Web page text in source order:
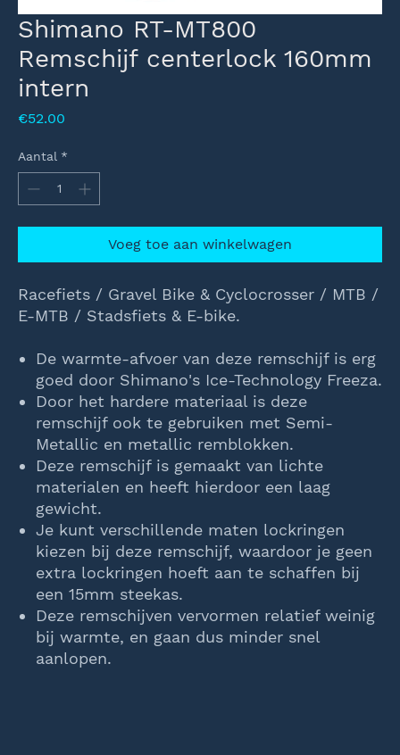
Shimano RT-MT800
Remschijf centerlock 160mm
intern
€52.00
Aantal *
Voeg toe aan winkelwagen
Racefiets / Gravel Bike & Cyclocrosser / MTB /
E-MTB / Stadsfiets & E-bike.
De warmte-afvoer van deze remschijf is erg
goed door Shimano's Ice-Technology Freeza.
Door het hardere materiaal is deze
remschijf ook te gebruiken met Semi-
Metallic en metallic remblokken.
Deze remschijf is gemaakt van lichte
materialen en heeft hierdoor een laag
gewicht.
Je kunt verschillende maten lockringen
kiezen bij deze remschijf, waardoor je geen
extra lockringen hoeft aan te schaffen bij
een 15mm steekas.
Deze remschijven vervormen relatief weinig
bij warmte, en gaan dus minder snel
aanlopen.